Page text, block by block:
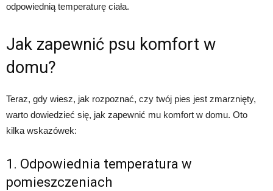
odpowiednią temperaturę ciała.
Jak zapewnić psu komfort w
domu?
Teraz, gdy wiesz, jak rozpoznać, czy twój pies jest zmarznięty,
warto dowiedzieć się, jak zapewnić mu komfort w domu. Oto
kilka wskazówek:
1. Odpowiednia temperatura w
pomieszczeniach